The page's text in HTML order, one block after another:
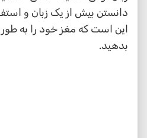
دانستن بیش از یک زبان و
این است که مغز خود را به طور
بدهید.